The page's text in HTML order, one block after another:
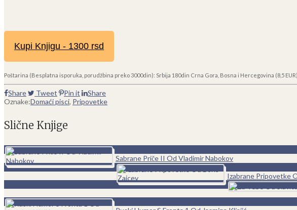
Kupi Knjigu - 1300 rsd
Poštarina (Besplatna isporuka, porudžbina preko 3000din): Srbija 180din Crna Gora, Bosna i Hercegovina (8,5
Share Tweet Pin it
Share
Oznake:Domaći pisci, Pripovetke
Slične Knjige
Sabrane Priče II Od Vladimir Nabokov
Izabrane Pripovetke